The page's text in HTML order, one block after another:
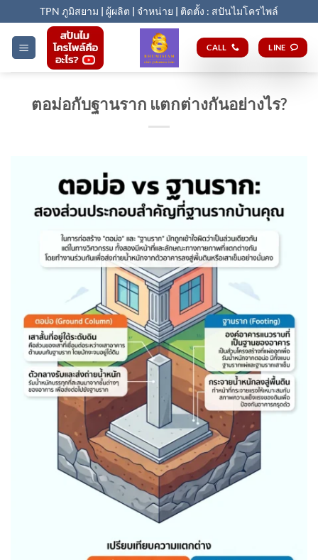
to
content
TPN ภูมิสยาม | ผู้ผลิต | จำหน่าย | ติดตั้ง : สปันไมโครไพล์
CALL LINE
ตอม่อกับฐานราก แตกต่างกันอย่างไร?